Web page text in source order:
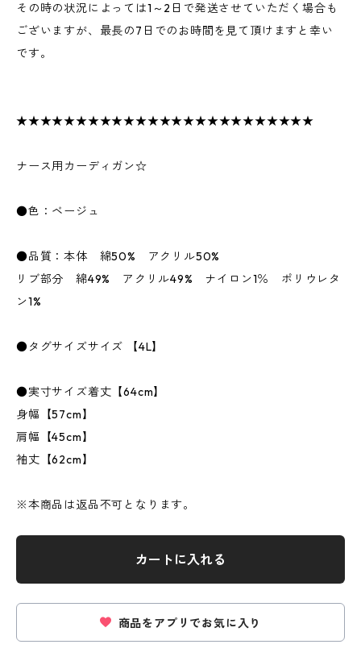
その時の状況によっては1～2日で発送させていただく場合も
ございますが、最長の7日でのお時間を見て頂けますと幸い
です。
★★★★★★★★★★★★★★★★★★★★★★★★★
ナース用カーディガン☆
●色：ベージュ
●品質：本体 綿50% アクリル50%
リブ部分 綿49% アクリル49% ナイロン1％ ポリウレタ
ン1%
●タグサイズサイズ 【4L】
●実寸サイズ着丈【64cm】
身幅【57cm】
肩幅【45cm】
袖丈【62cm】
※本商品は返品不可となります。
カートに入れる
商品をアプリでお気に入り